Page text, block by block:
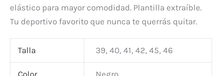
elástico para mayor comodidad. Plantilla extraíble.
Tu deportivo favorito que nunca te querrás quitar.
Talla 39, 40, 41, 42, 45, 46